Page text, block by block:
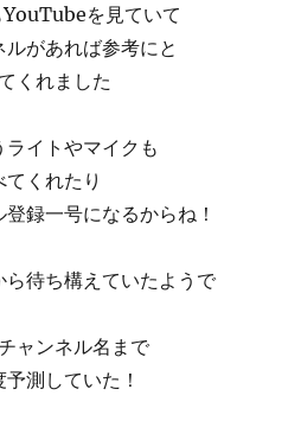
を見ていて
ルがあれば参考にと
くれました
ライトやマイクも
てくれたり
録一号になるからね！
ら待ち構えていたようで
ャンネル名まで
測していた！